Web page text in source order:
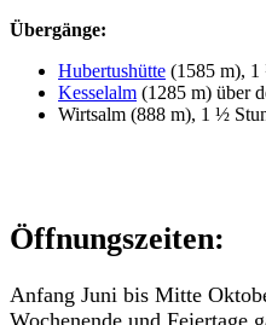
Übergänge:
Hubertushütte (1585 m), 1
Kesselalm (1285 m) über
Wirtsalm (888 m), 1 ½
Öffnungszeiten:
Anfang Juni bis Mitte